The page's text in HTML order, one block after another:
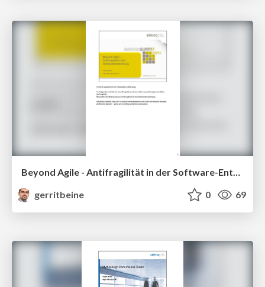
Beyond Agile - Antifragilität in der Software-Entwicklung - mit Notizen
gerritbeine
0 69